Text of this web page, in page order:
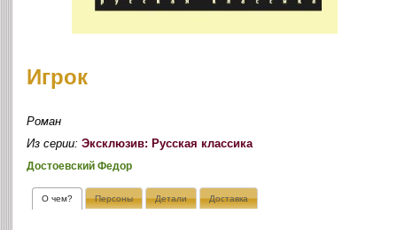
Игрок
Роман
Из серии:Эксклюзив: Русская классика
Достоевский Федор
О чем? Персоны Детали Доставка